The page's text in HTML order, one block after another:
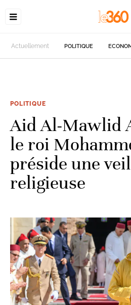
Actuellement POLITIQUE
POLITIQUE
Aid Al-Mawlid
le roi
préside une
religieuse